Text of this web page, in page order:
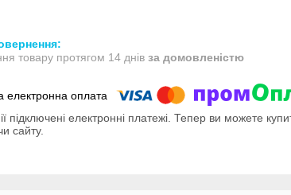
товару протягом 14 днів за домовленістю
підключені електронні платежі. Тепер ви можете
сайту.